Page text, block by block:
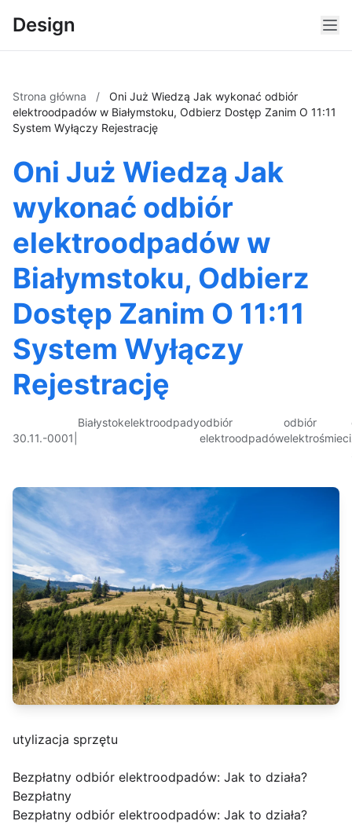
Design
Strona główna /
Oni Już Wiedzą Jak wykonać odbiór
elektroodpadów w Białymstoku, Odbierz Dostęp Zanim O 11:11
System Wyłączy Rejestrację
Oni Już Wiedzą Jak
wykonać odbiór
elektroodpadów w
Białymstoku, Odbierz
Dostęp Zanim O 11:11
System Wyłączy
Rejestrację
30.11.-0001
Białystokelektroodpadyodbiór
elektroodpadów
odbiór
elektrośmieci
utylizacja sprzętu
Bezpłatny odbiór elektroodpadów: Jak to działa?
Bezpłatny
Bezpłatny odbiór elektroodpadów: Jak to działa?